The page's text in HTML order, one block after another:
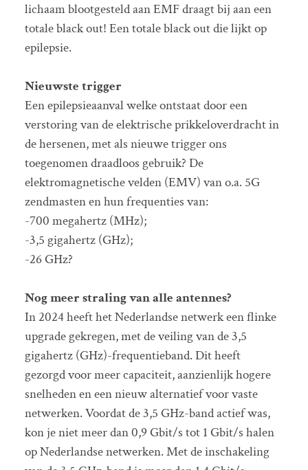
lichaam blootgesteld aan EMF draagt bij aan een
totale black out! Een totale black out die lijkt op
epilepsie.
Nieuwste trigger
Een epilepsieaanval welke ontstaat door een
verstoring van de elektrische prikkeloverdracht in
de hersenen, met als nieuwe trigger ons
toegenomen draadloos gebruik? De
elektromagnetische velden (EMV) van o.a. 5G
zendmasten en hun frequenties van:
-700 megahertz (MHz);
-3,5 gigahertz (GHz);
-26 GHz?
Nog meer straling van alle antennes?
In 2024 heeft het Nederlandse netwerk een flinke
upgrade gekregen, met de veiling van de 3,5
gigahertz (GHz)-frequentieband. Dit heeft
gezorgd voor meer capaciteit, aanzienlijk hogere
snelheden en een nieuw alternatief voor vaste
netwerken. Voordat de 3,5 GHz-band actief was,
kon je niet meer dan 0,9 Gbit/s tot 1 Gbit/s halen
op Nederlandse netwerken. Met de inschakeling